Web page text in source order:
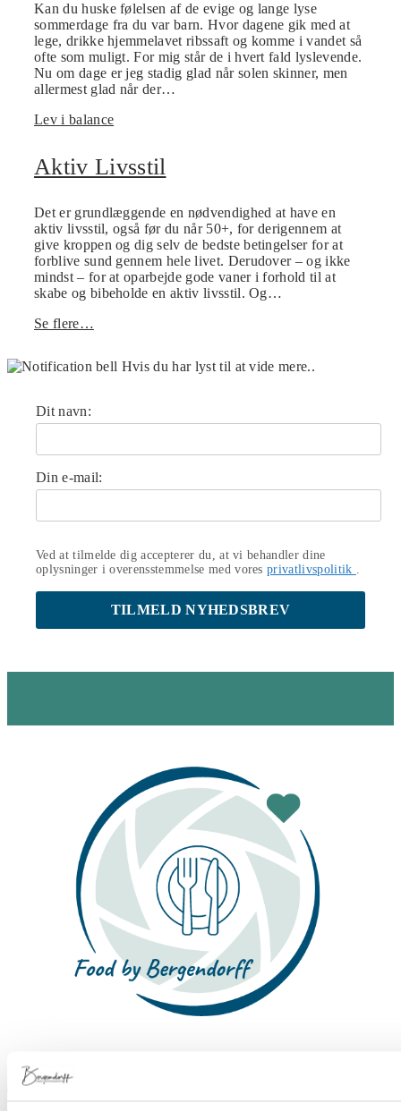
Kan du huske følelsen af de evige og lange lyse
sommerdage fra du var barn. Hvor dagene gik med at
lege, drikke hjemmelavet ribssaft og komme i vandet så
ofte som muligt. For mig står de i hvert fald lyslevende.
Nu om dage er jeg stadig glad når solen skinner, men
allermest glad når der…
Lev i balance
Aktiv Livsstil
Det er grundlæggende en nødvendighed at have en
aktiv livsstil, også før du når 50+, for derigennem at
give kroppen og dig selv de bedste betingelser for at
forblive sund gennem hele livet. Derudover – og ikke
mindst – for at oparbejde gode vaner i forhold til at
skabe og bibeholde en aktiv livsstil. Og…
Se flere…
Hvis du har lyst til at vide mere..
Dit navn:
Din e-mail:
Ved at tilmelde dig accepterer du, at vi behandler dine
oplysninger i overensstemmelse med voresprivatlivspolitik